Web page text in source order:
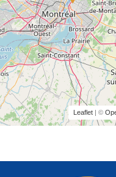
Leaflet | ©